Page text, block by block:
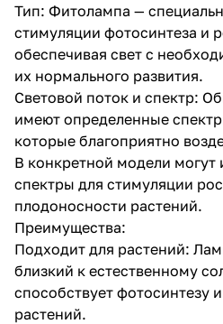
Тип: Фитолампа —
стимуляции фотосинтеза и
обеспечивая свет с
их нормального развития.
Световой поток и спектр:
имеют определенные
которые благоприятно
В конкретной модели могут
спектры для стимуляции
плодоносности растений.
Преимущества:
Подходит для растений:
близкий к естественному
способствует фотосинтезу
растений.